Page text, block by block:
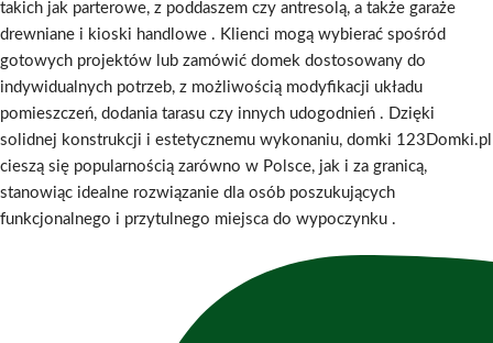
takich jak parterowe, z poddaszem czy antresolą, a także garaże
drewniane i kioski handlowe . Klienci mogą wybierać spośród
gotowych projektów lub zamówić domek dostosowany do
indywidualnych potrzeb, z możliwością modyfikacji układu
pomieszczeń, dodania tarasu czy innych udogodnień . Dzięki
solidnej konstrukcji i estetycznemu wykonaniu, domki 123Domki.pl
cieszą się popularnością zarówno w Polsce, jak i za granicą,
stanowiąc idealne rozwiązanie dla osób poszukujących
funkcjonalnego i przytulnego miejsca do wypoczynku .